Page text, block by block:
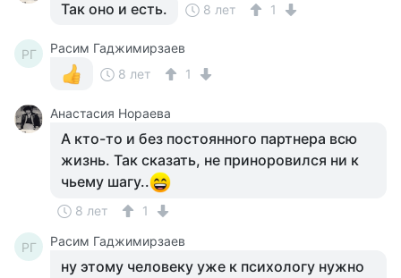
Так оно и есть. 8 лет 1
РГ
Расим Гаджимирзаев
8 лет
1
Анастасия Нораева
А кто-то и без постоянного партнера всю
жизнь. Так сказать, не приноровился ни к
чьему шагу..
8 лет 1
РГ Расим Гаджимирзаев
ну этому человеку уже к психологу нужно